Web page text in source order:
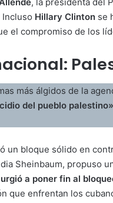
Incluso Hillary Clinton se
el compromiso de los
más álgidos de la
del pueblo palestino»
un bloque sólido en
Sheinbaum, propuso
a poner fin al
que enfrentan los